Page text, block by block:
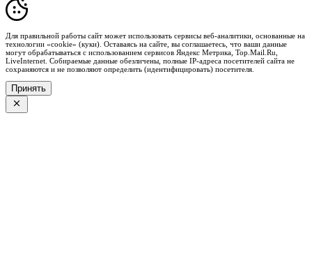
Для правильной работы сайт может использовать сервисы веб-аналитики, основанные на
технологии «cookie» (куки). Оставаясь на сайте, вы соглашаетесь, что ваши данные
могут обрабатываться с использованием сервисов Яндекс Метрика, Top.Mail.Ru,
LiveInternet. Собираемые данные обезличены, полные IP-адреса посетителей сайта не
сохраняются и не позволяют определить (идентифицировать) посетителя.
Принять